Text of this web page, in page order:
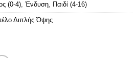
(0-4), Ένδυση, Παιδί (4-16)
Διπλής Όψης